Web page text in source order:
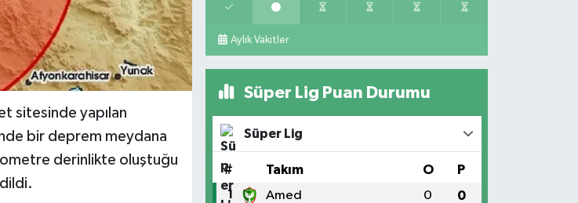
sitesinde yapılan
bir deprem meydana
derinlikte oluştuğu
Aylık Vakitler
Süper Lig Puan Durumu
Süper Lig
# Takım O P
1 Amed 0 0